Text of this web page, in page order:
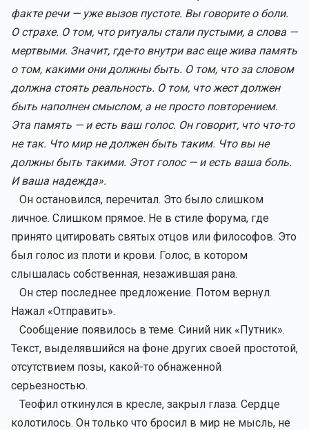
факте речи — уже вызов пустоте. Вы говорите о боли.
О страхе. О том, что ритуалы стали пустыми, а слова —
мертвыми. Значит, где-то внутри вас еще жива память
о том, какими они должны быть. О том, что за словом
должна стоять реальность. О том, что жест должен
быть наполнен смыслом, а не просто повторением.
Эта память — и есть ваш голос. Он говорит, что что-то
не так. Что мир не должен быть таким. Что вы не
должны быть такими. Этот голос — и есть ваша боль.
И ваша надежда».
Он остановился, перечитал. Это было слишком
личное. Слишком прямое. Не в стиле форума, где
принято цитировать святых отцов или философов. Это
был голос из плоти и крови. Голос, в котором
слышалась собственная, незажившая рана.
Он стер последнее предложение. Потом вернул.
Нажал «Отправить».
Сообщение появилось в теме. Синий ник «Путник».
Текст, выделявшийся на фоне других своей простотой,
отсутствием позы, какой-то обнаженной
серьезностью.
Теофил откинулся в кресле, закрыл глаза. Сердце
колотилось. Он только что бросил в мир не мысль, не